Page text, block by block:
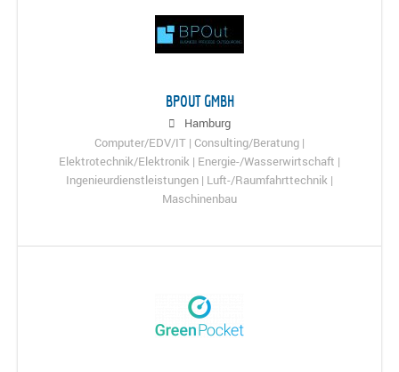
BPOUT GMBH
Hamburg
Computer/EDV/IT | Consulting/Beratung |
Elektrotechnik/Elektronik | Energie-/Wasserwirtschaft |
Ingenieurdienstleistungen | Luft-/Raumfahrttechnik |
Maschinenbau